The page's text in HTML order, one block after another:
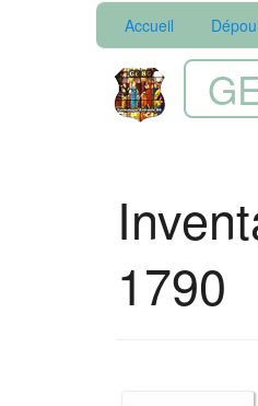
Accueil
1790